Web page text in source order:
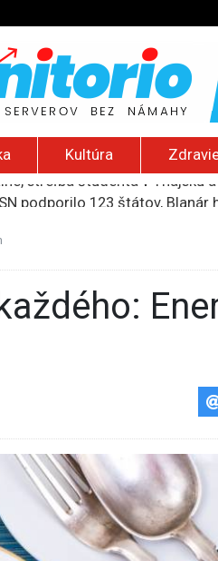
Kultúra
podporilo 123 štátov, Blanár
sexuálneho zneužívania kňazmi